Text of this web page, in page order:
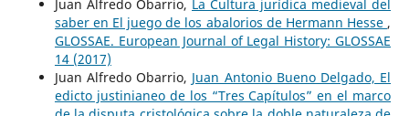
Juan Alfredo Obarrio, La Cultura jurídica medieval del
saber en El juego de los abalorios de Hermann Hesse ,
GLOSSAE. European Journal of Legal History: GLOSSAE
14 (2017)
Juan Alfredo Obarrio, Juan Antonio Bueno Delgado, El
edicto justinianeo de los “Tres Capítulos” en el marco